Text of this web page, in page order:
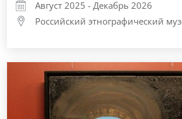
Август 2025 - Декабрь 2026
Российский этнографический